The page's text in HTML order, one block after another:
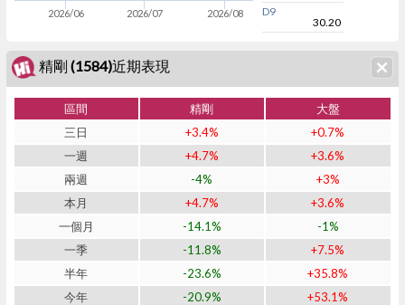
2026/06 2026/07 2026/08
D9
30.20
精剛 (1584)近期表現
區間 精剛
大盤
三日
+3.4%
+0.7%
一週
+4.7%
+3.6%
兩週
-4%
+3%
本月
+4.7%
+3.6%
一個月
-14.1%
-1%
一季
-11.8%
+7.5%
半年
-23.6%
+35.8%
今年
-20.9%
+53.1%